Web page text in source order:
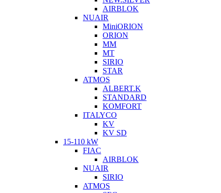
AIRBLOK
NUAIR
MiniORION
ORION
MM
MT
SIRIO
STAR
ATMOS
ALBERT.K
STANDARD
KOMFORT
ITALYCO
KV
KV SD
15-110 kW
FIAC
AIRBLOK
NUAIR
SIRIO
ATMOS